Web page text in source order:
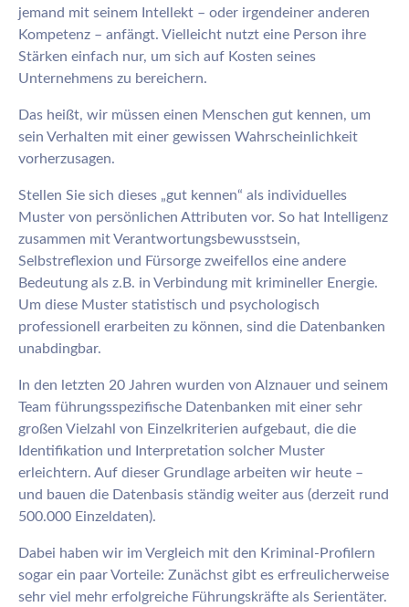
jemand mit seinem Intellekt – oder irgendeiner anderen
Kompetenz – anfängt. Vielleicht nutzt eine Person ihre
Stärken einfach nur, um sich auf Kosten seines
Unternehmens zu bereichern.
Das heißt, wir müssen einen Menschen gut kennen, um
sein Verhalten mit einer gewissen Wahrscheinlichkeit
vorherzusagen.
Stellen Sie sich dieses „gut kennen“ als individuelles
Muster von persönlichen Attributen vor. So hat Intelligenz
zusammen mit Verantwortungsbewusstsein,
Selbstreflexion und Fürsorge zweifellos eine andere
Bedeutung als z.B. in Verbindung mit krimineller Energie.
Um diese Muster statistisch und psychologisch
professionell erarbeiten zu können, sind die Datenbanken
unabdingbar.
In den letzten 20 Jahren wurden von Alznauer und seinem
Team führungsspezifische Datenbanken mit einer sehr
großen Vielzahl von Einzelkriterien aufgebaut, die die
Identifikation und Interpretation solcher Muster
erleichtern. Auf dieser Grundlage arbeiten wir heute –
und bauen die Datenbasis ständig weiter aus (derzeit rund
500.000 Einzeldaten).
Dabei haben wir im Vergleich mit den Kriminal-Profilern
sogar ein paar Vorteile: Zunächst gibt es erfreulicherweise
sehr viel mehr erfolgreiche Führungskräfte als Serientäter.